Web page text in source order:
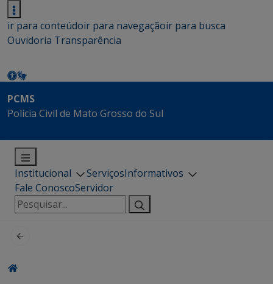
ir para conteúdoir para navegaçãoir para busca
Ouvidoria Transparência
PCMS
Polícia Civil de Mato Grosso do Sul
Institucional ServiçosInformativos
Fale ConoscoServidor
Pesquisar
por: